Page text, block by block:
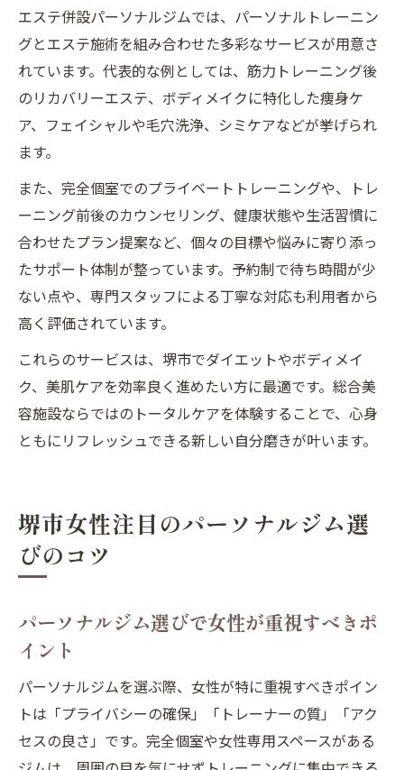
エステ併設パーソナルジムでは、パーソナルトレーニン
グとエステ施術を組み合わせた多彩なサービスが用意さ
れています。代表的な例としては、筋力トレーニング後
のリカバリーエステ、ボディメイクに特化した痩身ケ
ア、フェイシャルや毛穴洗浄、シミケアなどが挙げられ
ます。
また、完全個室でのプライベートトレーニングや、トレ
ーニング前後のカウンセリング、健康状態や生活習慣に
合わせたプラン提案など、個々の目標や悩みに寄り添っ
たサポート体制が整っています。予約制で待ち時間が少
ない点や、専門スタッフによる丁寧な対応も利用者から
高く評価されています。
これらのサービスは、堺市でダイエットやボディメイ
ク、美肌ケアを効率良く進めたい方に最適です。総合美
容施設ならではのトータルケアを体験することで、心身
ともにリフレッシュできる新しい自分磨きが叶います。
堺市女性注目のパーソナルジム選
びのコツ
パーソナルジム選びで女性が重視すべきポ
イント
パーソナルジムを選ぶ際、女性が特に重視すべきポイン
トは「プライバシーの確保」「トレーナーの質」「アク
セスの良さ」です。完全個室や女性専用スペースがある